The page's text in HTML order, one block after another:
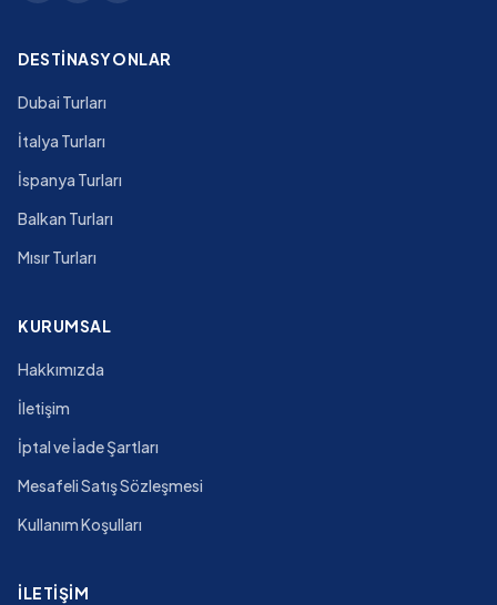
DESTINASYONLAR
Dubai Turları
İtalya Turları
İspanya Turları
Balkan Turları
Mısır Turları
KURUMSAL
Hakkımızda
İletişim
İptal ve İade Şartları
Mesafeli Satış Sözleşmesi
Kullanım Koşulları
İLETIŞIM